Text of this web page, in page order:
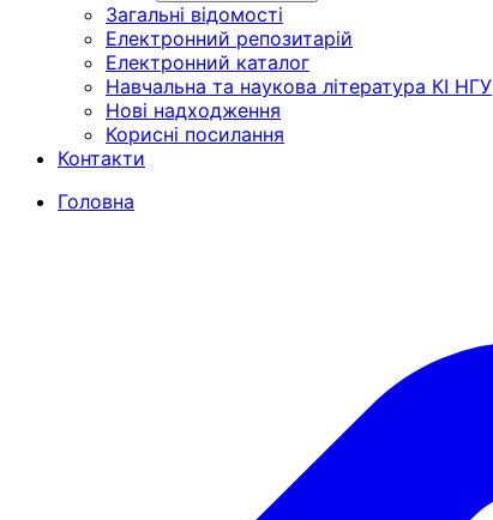
Загальні відомості
Електронний репозитарій
Електронний каталог
Навчальна та наукова література КІ НГУ
Нові надходження
Корисні посилання
Контакти
Головна